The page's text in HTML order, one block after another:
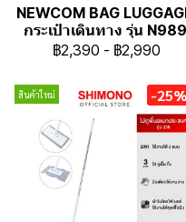
NEWCOM BAG
กระเป๋าเดินทาง รุ่น N989
฿2,390 - ฿2,990
สินค้าใหม่ -25%